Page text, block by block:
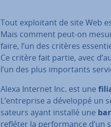
Tout ex­ploi­tant de site Web
Mais comment peut-on
faire, l’un des critères
Ce critère fait partie, avec
l’un des plus im­por­tants
Alexa Internet Inc. est une
L’en­tre­prise a développé
sa­teurs ayant installé une
refléter la per­for­mance d’un